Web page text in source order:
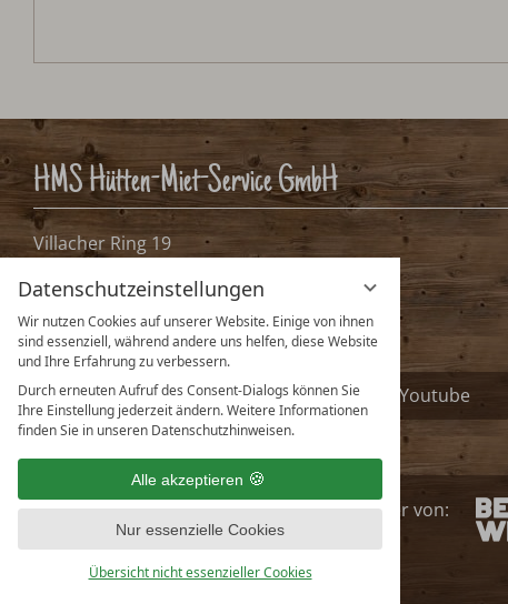
Datenschutzeinstellungen
Wir nutzen Cookies auf unserer Website. Einige von ihnen
sind essenziell, während andere uns helfen, diese Website
und Ihre Erfahrung zu verbessern.
Durch erneuten Aufruf des Consent-Dialogs können Sie
Ihre Einstellung jederzeit ändern. Weitere Informationen
finden Sie in unseren Datenschutzhinweisen.
Alle akzeptieren
Nur essenzielle Cookies
Übersicht nicht essenzieller Cookies
HMS Hütten-Miet-Service GmbH
Villacher Ring 19
info@huetten.com
www.huetten.com
Facebook Instagram Youtube
huetten.com istPartnervon:
Deutsch English